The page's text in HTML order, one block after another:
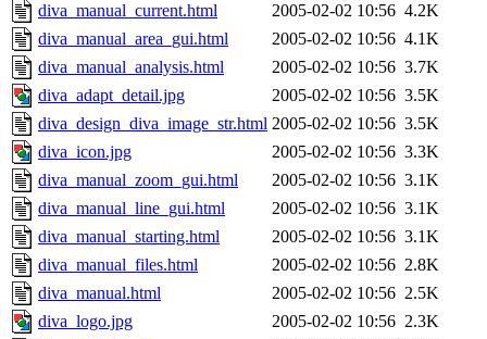
diva_manual_current.html
2005-02-02 10:56 4.2K
diva_manual_area_gui.html
2005-02-02 10:56 4.1K
diva_manual_analysis.html
2005-02-02 10:56 3.7K
diva_adapt_detail.jpg
2005-02-02 10:56 3.5K
diva_design_diva_image_str.html 2005-02-02 10:56 3.5K
diva_icon.jpg
2005-02-02 10:56 3.3K
diva_manual_zoom_gui.html
2005-02-02 10:56 3.1K
diva_manual_line_gui.html
2005-02-02 10:56 3.1K
diva_manual_starting.html
2005-02-02 10:56 3.1K
diva_manual_files.html
2005-02-02 10:56 2.8K
diva_manual.html
2005-02-02 10:56 2.5K
diva_logo.jpg
2005-02-02 10:56 2.3K